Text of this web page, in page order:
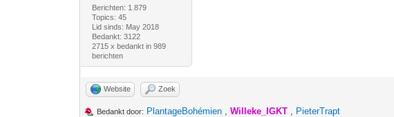
Berichten: 1.879
Topics: 45
Lid sinds: May 2018
Bedankt: 3122
2715 x bedankt in 989
berichten
Website Zoek
Bedankt door: PlantageBohémien ,Willeke_IGKT , PieterTrapt